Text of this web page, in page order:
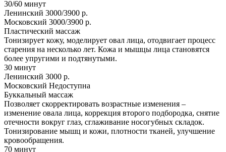
30/60 минут
Ленинский 3000/3900 р.
Московский 3000/3900 р.
Пластический массаж
Тонизирует кожу, моделирует овал лица, отодвигает процесс
старения на несколько лет. Кожа и мышцы лица становятся
более упругими и подтянутыми.
30 минут
Ленинский 3000 р.
Московский Недоступна
Буккальный массаж
Позволяет скорректировать возрастные изменения –
изменение овала лица, коррекция второго подбородка, снятие
отечности вокруг глаз, сглаживание носогубных складок.
Тонизирование мышц и кожи, плотности тканей, улучшение
кровообращения.
70 минут